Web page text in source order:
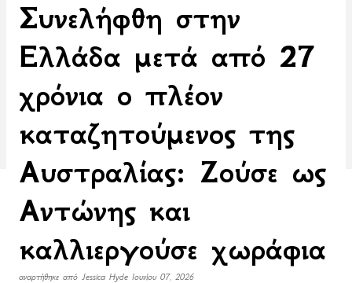
Συνελήφθη στην
Ελλάδα μετά από 27
χρόνια ο πλέον
καταζητούμενος της
Αυστραλίας: Ζούσε ως
Αντώνης και
καλλιεργούσε χωράφια
αναρτήθηκε από Jessica Hyde Ιουνίου 07, 2026